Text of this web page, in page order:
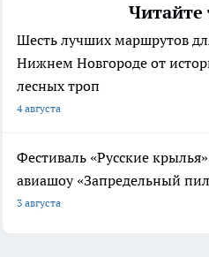
Читайте
Шесть лучших маршрутов
Нижнем Новгороде от
лесных троп
4 августа
Фестиваль «Русские
авиашоу «Запредельный
3 августа